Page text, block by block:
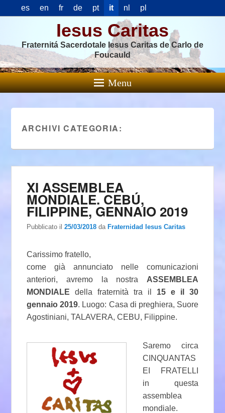
es en fr de pt it nl pl
Iesus Caritas
Fraternitá Sacerdotale Iesus Caritas de Carlo de
Foucauld
Menu
ARCHIVI CATEGORIA:
XI ASSEMBLEA
MONDIALE. CEBÚ,
FILIPPINE, GENNAIO 2019
Pubblicato il25/03/2018 da Fraternidad Iesus Caritas
Carissimo fratello,
come già annunciato nelle comunicazioni
anteriori, avremo la nostra ASSEMBLEA
MONDIALE della fraternità tra il 15 e il 30
gennaio 2019. Luogo: Casa di preghiera, Suore
Agostiniani, TALAVERA, CEBU, Filippine.
Saremo circa
CINQUANTAS
EI FRATELLI
in questa
assemblea
mondiale.